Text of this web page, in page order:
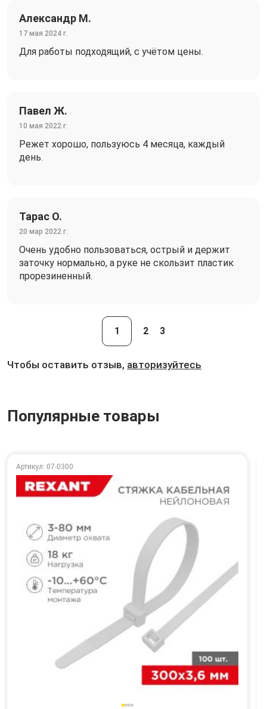
Александр М.
17 мая 2024 г.
Для работы подходящий, с учётом цены.
Павел Ж.
10 мая 2022 г.
Режет хорошо, пользуюсь 4 месяца, каждый
день.
Тарас О.
20 мар 2022 г.
Очень удобно пользоваться, острый и держит
заточку нормально, а руке не скользит пластик
прорезиненный.
1 2 3
Чтобы оставить отзыв, авторизуйтесь
Популярные товары
Артикул: 07-0300